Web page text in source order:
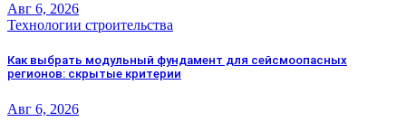
Авг 6, 2026
Технологии строительства
Как выбрать модульный фундамент для сейсмоопасных
регионов: скрытые критерии
Авг 6, 2026